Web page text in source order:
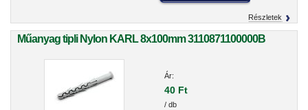
Részletek
Műanyag tipli Nylon KARL 8x100mm 3110871100000B
Ár:
40 Ft
/ db